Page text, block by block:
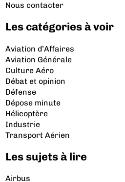
Nous contacter
Les catégories à voir
Aviation d’Affaires
Aviation Générale
Culture Aéro
Débat et opinion
Défense
Dépose minute
Hélicoptère
Industrie
Transport Aérien
Les sujets à lire
Airbus